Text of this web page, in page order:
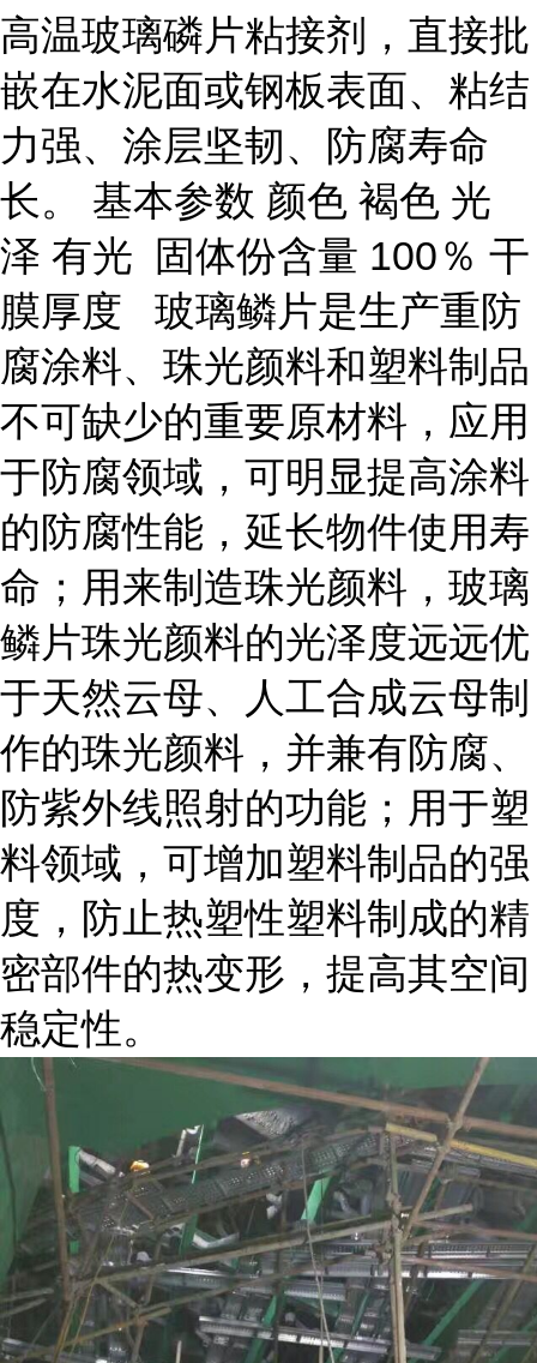
高温玻璃磷片粘接剂，直接批
嵌在水泥面或钢板表面、粘结
力强、涂层坚韧、防腐寿命
长。 基本参数 颜色 褐色 光
泽 有光 固体份含量 100％ 干
膜厚度 玻璃鳞片是生产重防
腐涂料、珠光颜料和塑料制品
不可缺少的重要原材料，应用
于防腐领域，可明显提高涂料
的防腐性能，延长物件使用寿
命；用来制造珠光颜料，玻璃
鳞片珠光颜料的光泽度远远优
于天然云母、人工合成云母制
作的珠光颜料，并兼有防腐、
防紫外线照射的功能；用于塑
料领域，可增加塑料制品的强
度，防止热塑性塑料制成的精
密部件的热变形，提高其空间
稳定性。